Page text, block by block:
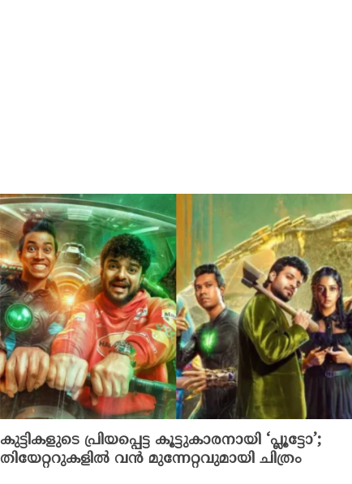
കുട്ടികളുടെ പ്രിയപ്പെട്ട കൂട്ടുകാരനായി ‘പ്ലൂട്ടോ’;
തിയേറ്ററുകളിൽ വൻ മുന്നേറ്റവുമായി ചിത്രം